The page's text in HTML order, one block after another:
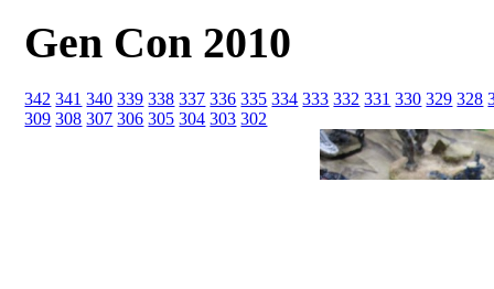
Gen Con 2010
342 341 340 339 338 337 336 335 334 333 332 331 330 329 328
309 308 307 306 305 304 303 302